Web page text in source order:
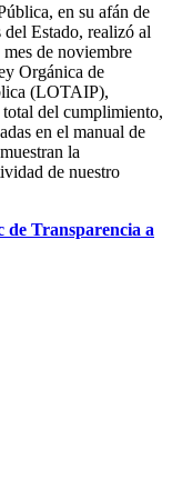
en su afán de
Estado, realizó al
de noviembre
Orgánica de
(LOTAIP),
del cumplimiento,
en el manual de
la
de nuestro
Transparencia a